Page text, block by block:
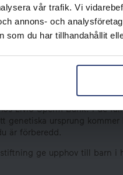
vår trafik. Vi
annons- och
som du har tillhandahållit
genom donation av
ta reda på sitt genetiska
Livio Sperm Bank. I de
genetiska ursprung kommer
är förberedd.
ge upphov till barn i